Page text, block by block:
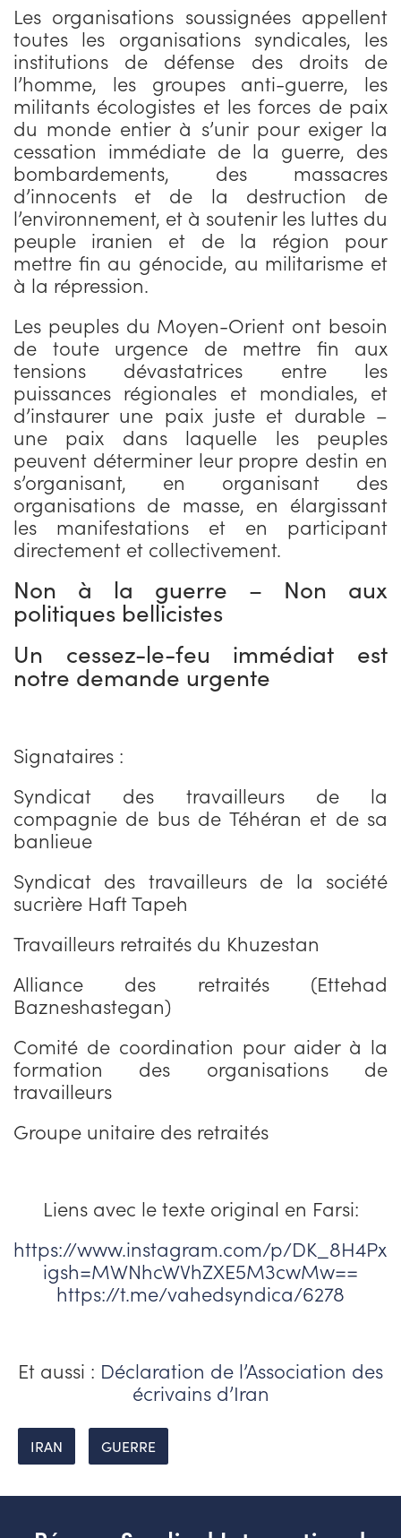
Les organisations soussignées appellent
toutes les organisations syndicales, les
institutions de défense des droits de
l’homme, les groupes anti-guerre, les
militants écologistes et les forces de paix
du monde entier à s’unir pour exiger la
cessation immédiate de la guerre, des
bombardements, des massacres
d’innocents et de la destruction de
l’environnement, et à soutenir les luttes du
peuple iranien et de la région pour
mettre fin au génocide, au militarisme et
à la répression.
Les peuples du Moyen-Orient ont besoin
de toute urgence de mettre fin aux
tensions dévastatrices entre les
puissances régionales et mondiales, et
d’instaurer une paix juste et durable –
une paix dans laquelle les peuples
peuvent déterminer leur propre destin en
s’organisant, en organisant des
organisations de masse, en élargissant
les manifestations et en participant
directement et collectivement.
Non à la guerre – Non aux
politiques bellicistes
Un cessez-le-feu immédiat est
notre demande urgente
Signataires :
Syndicat des travailleurs de la
compagnie de bus de Téhéran et de sa
banlieue
Syndicat des travailleurs de la société
sucrière Haft Tapeh
Travailleurs retraités du Khuzestan
Alliance des retraités (Ettehad
Bazneshastegan)
Comité de coordination pour aider à la
formation des organisations de
travailleurs
Groupe unitaire des retraités
Liens avec le texte original en Farsi:
https://www.instagram.com/p/
igsh=MWNhcWVhZXE5M3cwMw==
https://t.me/vahedsyndica/6278
Et aussi : Déclaration de l’Association des
écrivains d’Iran
IRAN GUERRE